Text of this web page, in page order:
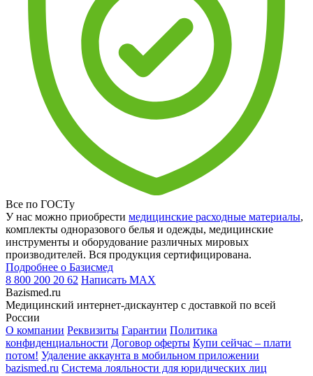
Все по ГОСТу
У нас можно приобрести медицинские расходные материалы,
комплекты одноразового белья и одежды, медицинские
инструменты и оборудование различных мировых
производителей. Вся продукция сертифицирована.
Подробнее о Базисмед
8 800 200 20 62 Написать MAX
Bazismed.ru
Медицинский интернет-дискаунтер с доставкой по всей
России
О компании Реквизиты Гарантии Политика
конфиденциальности Договор оферты Купи сейчас – плати
потом! Удаление аккаунта в мобильном приложении
bazismed.ru Система лояльности для юридических лиц